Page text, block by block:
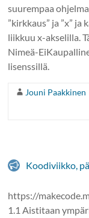
suurempaa
”kirkkaus” ja ”x”
liikkuu x-akselilla.
Nimeä-
lisenssillä.
Jouni Paakkinen
Koodiviikko,
https://
1.1 Aistitaan